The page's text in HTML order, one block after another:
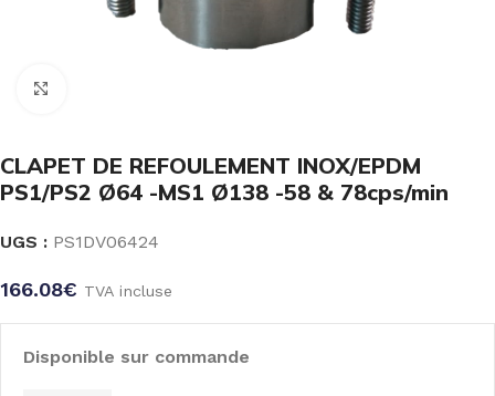
CLAPET DE REFOULEMENT INOX/EPDM
PS1/PS2 Ø64 -MS1 Ø138 -58 & 78cps/min
UGS : PS1DV06424
166.08€ TVA incluse
Disponible sur commande